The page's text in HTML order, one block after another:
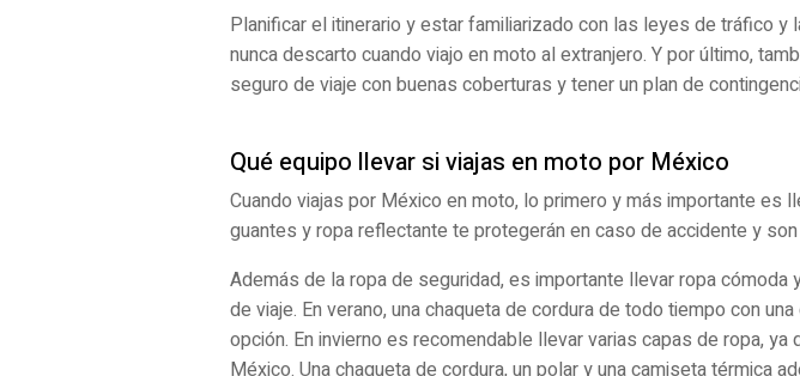
Planificar el itinerario y estar familiarizado con las leyes de tráfico
nunca descarto cuando viajo en moto al extranjero. Y por último,
seguro de viaje con buenas coberturas y tener un plan de
Qué equipo llevar si viajas en moto por México
Cuando viajas por México en moto, lo primero y más importante es
guantes y ropa reflectante te protegerán en caso de accidente y
Además de la ropa de seguridad, es importante llevar ropa
de viaje. En verano, una chaqueta de cordura de todo tiempo con
opción. En invierno es recomendable llevar varias capas de ropa,
México. Una chaqueta de cordura, un polar y una camiseta térmica